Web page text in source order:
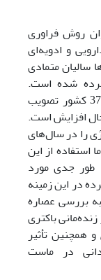
روش فراوری
و ادویه‌ای
سالیان متمادی
شده است.
پرتودهی غذا برای 30 فراورده غذایی در 37 کشور تصویب
افزایش است.
را در سال‌های
از این
طور جدی مورد
در این زمینه
به بررسی عصاره
باکتری
و همچنین تأثیر
در ماست